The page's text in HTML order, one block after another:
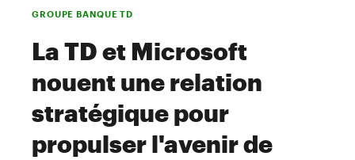
GROUPE BANQUE TD
La TD et Microsoft
nouent une relation
stratégique pour
propulser l'avenir de